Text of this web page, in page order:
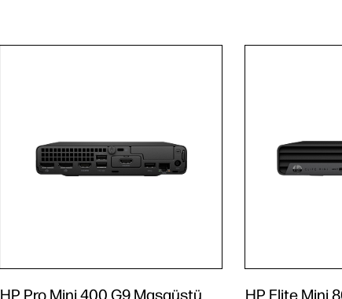
HP Pro Mini 400 G9 Masaüstü HP Elite Mini